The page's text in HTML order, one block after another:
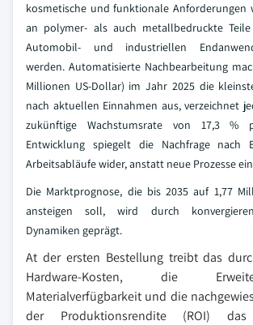
kosmetische und funktionale Anforderungen
an polymer- als auch metallbedruckte
Automobil- und industriellen
werden. Automatisierte Nachbearbeitung
Millionen US-Dollar) im Jahr 2025 die
nach aktuellen Einnahmen aus, verzeichnet
zukünftige Wachstumsrate von 17,3 %
Entwicklung spiegelt die Nachfrage nach
Arbeitsabläufe wider, anstatt neue Prozesse
Die Marktprognose, die bis 2035 auf 1,77
ansteigen soll, wird durch
Dynamiken geprägt.
At der ersten Bestellung treibt das
Hardware-Kosten, die
Materialverfügbarkeit und die
der Produktionsrendite (ROI) das